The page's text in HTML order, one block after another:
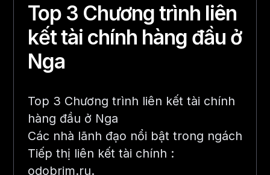
Top 3 Chương trình liên
kết tài chính hàng đầu ở
Nga
Top 3 Chương trình liên kết tài chính
hàng đầu ở Nga
Các nhà lãnh đạo nổi bật trong ngách
Tiếp thị liên kết tài chính :
odobrim.ru.